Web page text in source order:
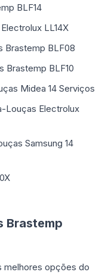
BLF14
LL14X
Brastemp BLF08
Brastemp BLF10
Midea 14 Serviços
Louças Electrolux
Samsung 14
Brastemp
melhores opções do